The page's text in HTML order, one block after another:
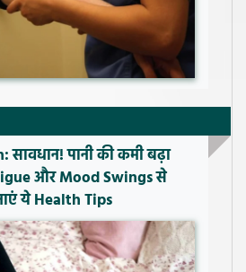
पानी की कमी बढ़ा
और Mood Swings से
ये Health Tips